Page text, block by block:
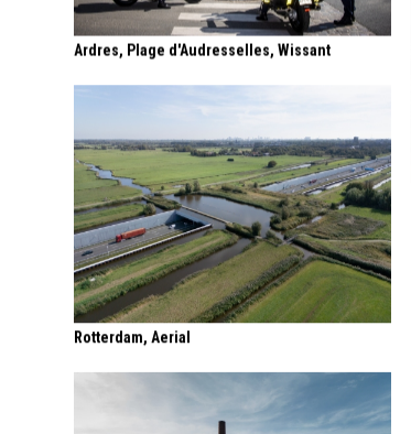
Ardres, Plage d'Audresselles, Wissant
Rotterdam, Aerial